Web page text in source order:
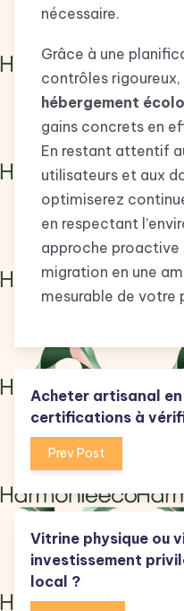
nécessaire.
Grâce à une
contrôles
hébergement
gains concrets en
En restant attentif
utilisateurs et aux
optimiserez
en respectant
approche proactive
migration en une
mesurable de votre
Acheter artisanal
certifications à
Prev Post
Vitrine physique ou
investissement
local ?